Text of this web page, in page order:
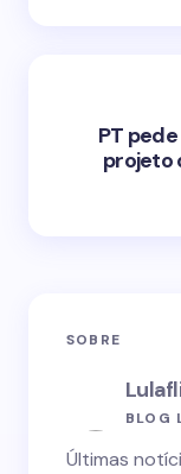
PT
projeto
SOBRE
BLOG
Últimas